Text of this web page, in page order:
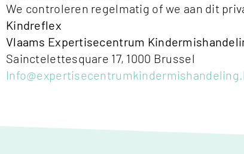
We controleren regelmatig of we aan dit
Kindreflex
Vlaams Expertisecentrum
Sainctelettesquare 17, 1000 Brussel